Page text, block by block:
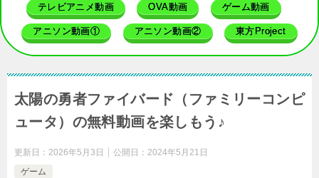
テレビアニメ動画 OVA動画 ゲーム動画
アニソン動画① アニソン動画② 東方Project
太陽の勇者ファイバード（ファミリーコンピ
ュータ）の無料動画を楽しもう♪
更新日： 2026年5月3日 公開日： 2024年5月21日
ゲーム